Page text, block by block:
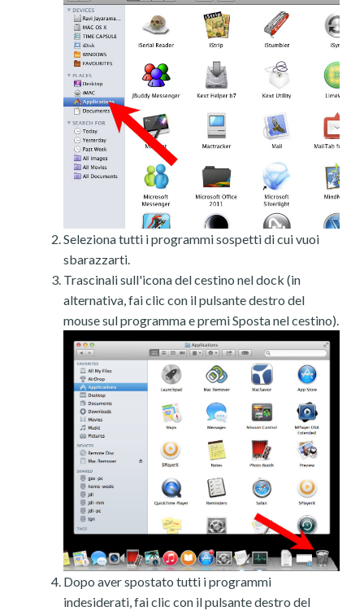
Seleziona tutti i programmi sospetti di cui vuoi
sbarazzarti.
Trascinali sull'icona del cestino nel dock (in
alternativa, fai clic con il pulsante destro del
mouse sul programma e premi Sposta nel cestino).
Dopo aver spostato tutti i programmi
indesiderati, fai clic con il pulsante destro del